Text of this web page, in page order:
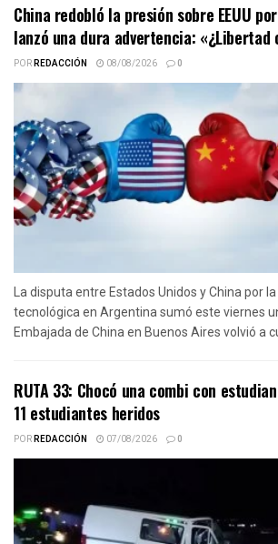
China redobló la presión sobre EEUU
lanzó una dura advertencia: «¿Libertad
PORREDACCIÓN 08/08/2026 0
La disputa entre Estados Unidos y China por
tecnológica en Argentina sumó este viernes
Embajada de China en Buenos Aires volvió a
RUTA 33: Chocó una combi con
11 estudiantes heridos
PORREDACCIÓN 07/08/2026 0